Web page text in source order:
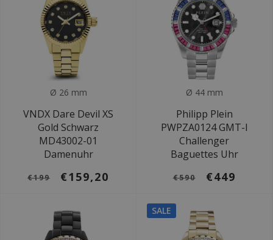
Ø 26 mm
VNDX Dare Devil XS
Gold Schwarz
MD43002-01
Damenuhr
€199 €159,20
Ø 44 mm
Philipp Plein
PWPZA0124 GMT-I
Challenger
Baguettes Uhr
€590 €449
SALE